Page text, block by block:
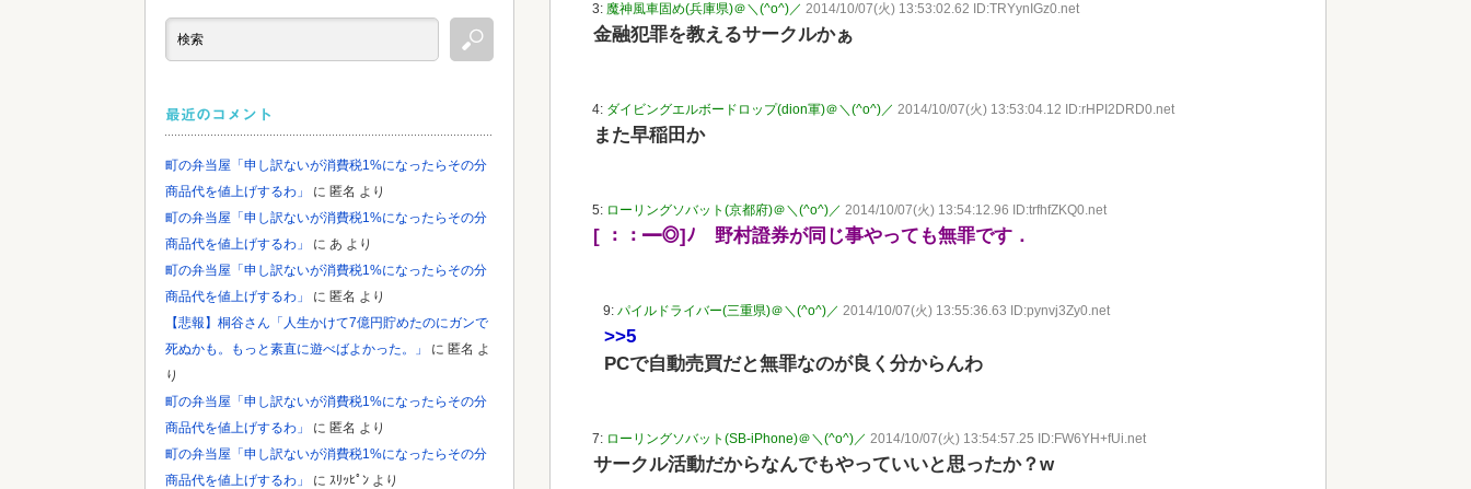
3: 魔神風車固め(兵庫県)＠＼(^o^)／ 2014/10/07(火) 13:53:02.62 ID:TRYynIGz0.net
金融犯罪を教えるサークルかぁ
4: ダイビングエルボードロップ(dion軍)＠＼(^o^)／ 2014/10/07(火) 13:53:04.12 ID:rHPI2DRD0.net
また早稲田か
5: ローリングソバット(京都府)＠＼(^o^)／ 2014/10/07(火) 13:54:12.96 ID:trfhfZKQ0.net
[ ：：━◎]ﾉ 野村證券が同じ事やっても無罪です．
9: パイルドライバー(三重県)＠＼(^o^)／ 2014/10/07(火) 13:55:36.63 ID:pynvj3Zy0.net
>>5
PCで自動売買だと無罪なのが良く分からんわ
7: ローリングソバット(SB-iPhone)＠＼(^o^)／ 2014/10/07(火) 13:54:57.25 ID:FW6YH+fUi.net
サークル活動だからなんでもやっていいと思ったか？w
最近のコメント
町の弁当屋「申し訳ないが消費税1%になったらその分
商品代を値上げするわ」
に 匿名 より
町の弁当屋「申し訳ないが消費税1%になったらその分
商品代を値上げするわ」
に あ より
町の弁当屋「申し訳ないが消費税1%になったらその分
商品代を値上げするわ」
に 匿名 より
【悲報】桐谷さん「人生かけて7億円貯めたのにガンで
死ぬかも。もっと素直に遊べばよかった。」
に 匿名 よ
り
町の弁当屋「申し訳ないが消費税1%になったらその分
商品代を値上げするわ」
に 匿名 より
町の弁当屋「申し訳ないが消費税1%になったらその分
商品代を値上げするわ」
に ｽﾘｯﾋﾟﾝ より